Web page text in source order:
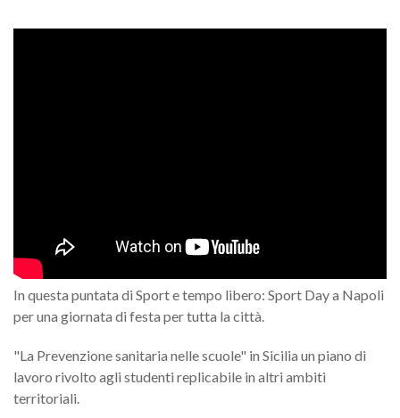
In questa puntata di Sport e tempo libero: Sport Day a Napoli
per una giornata di festa per tutta la città.
"La Prevenzione sanitaria nelle scuole" in Sicilia un piano di
lavoro rivolto agli studenti replicabile in altri ambiti
territoriali.